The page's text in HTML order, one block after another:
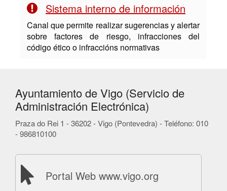
Sistema interno de información
Canal que permite realizar sugerencias y alertar
sobre factores de riesgo, infracciones del
código ético o infraccións normativas
Ayuntamiento de Vigo (Servicio de
Administración Electrónica)
Praza do Rei 1 - 36202 - Vigo (Pontevedra) - Teléfono: 010
- 986810100
Portal Web www.vigo.org